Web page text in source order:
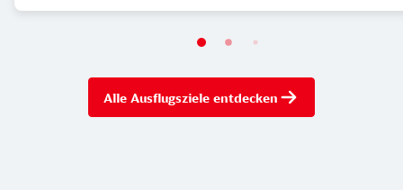
Alle Ausflugsziele entdecken